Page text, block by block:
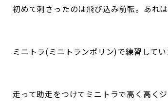
初めて刺さったのは飛び込み前転。あれは
ミニトラ(ミニトランポリン)で練習してい
走って助走をつけてミニトラで高く高くジ